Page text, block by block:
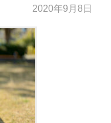
2020年9月8日